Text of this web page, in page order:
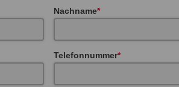
Nachname
Telefonnummer